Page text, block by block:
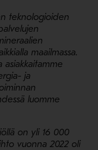
teknologioiden
maailmassa.
asiakkaitamme
ja
luomme
on yli 16 000
vuonna 2022 oli